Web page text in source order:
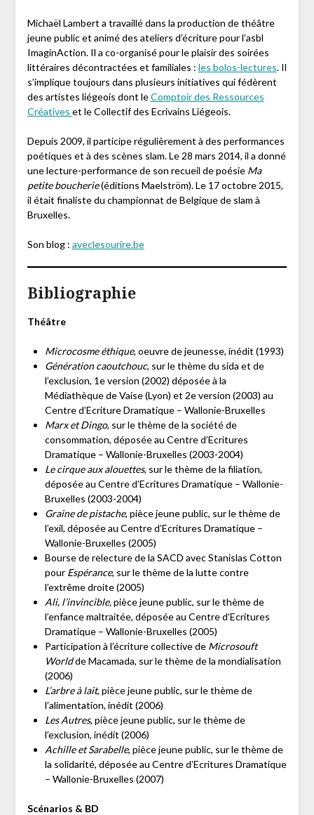
Michaël Lambert a travaillé dans la production de théâtre
jeune public et animé des ateliers d’écriture pour l’asbl
ImaginAction. Il a co-organisé pour le plaisir des soirées
littéraires décontractées et familiales : les bolos-lectures. Il
s’implique toujours dans plusieurs initiatives qui fédèrent
des artistes liégeois dont leComptoir des Ressources
Créatives et le Collectif des Ecrivains Liégeois.
Depuis 2009, il participe régulièrement à des performances
poétiques et à des scènes slam. Le 28 mars 2014, il a donné
une lecture-performance de son recueil de poésie Ma
petite boucherie(éditions Maelström). Le 17 octobre 2015,
il était finaliste du championnat de Belgique de slam à
Bruxelles.
Son blog : aveclesourire.be
Bibliographie
Théâtre
Microcosme éthique, oeuvre de jeunesse, inédit (1993)
Génération caoutchouc, sur le thème du sida et de
l’exclusion, 1e version (2002) déposée à la
Médiathèque de Vaise (Lyon) et 2e version (2003) au
Centre d’Ecriture Dramatique – Wallonie-Bruxelles
Marx et Dingo, sur le thème de la société de
consommation, déposée au Centre d’Ecritures
Dramatique – Wallonie-Bruxelles (2003-2004)
Le cirque aux alouettes, sur le thème de la filiation,
déposée au Centre d’Ecritures Dramatique – Wallonie-
Bruxelles (2003-2004)
Graine de pistache, pièce jeune public, sur le thème de
l’exil, déposée au Centre d’Ecritures Dramatique –
Wallonie-Bruxelles (2005)
Bourse de relecture de la SACD avec Stanislas Cotton
pour Espérance, sur le thème de la lutte contre
l’extrême droite (2005)
Ali, l’invincible,pièce jeune public, sur le thème de
l’enfance maltraitée, déposée au Centre d’Ecritures
Dramatique – Wallonie-Bruxelles (2005)
Participation à l’écriture collective de Microsouft
Worldde Macamada, sur le thème de la mondialisation
(2006)
L’arbre à lait, pièce jeune public, sur le thème de
l’alimentation, inédit (2006)
Les Autres, pièce jeune public, sur le thème de
l’exclusion, inédit (2006)
Achille et Sarabelle, pièce jeune public, sur le thème de
la solidarité, déposée au Centre d’Ecritures Dramatique
– Wallonie-Bruxelles (2007)
Scénarios & BD